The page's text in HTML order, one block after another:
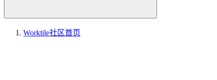
Worktile社区首页